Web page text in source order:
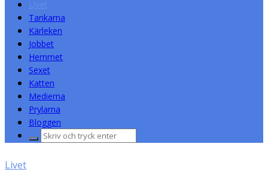
Tankarna
Kärleken
Jobbet
Hemmet
Sexet
Katten
Medierna
Prylarna
Bloggen
Sök
Livet